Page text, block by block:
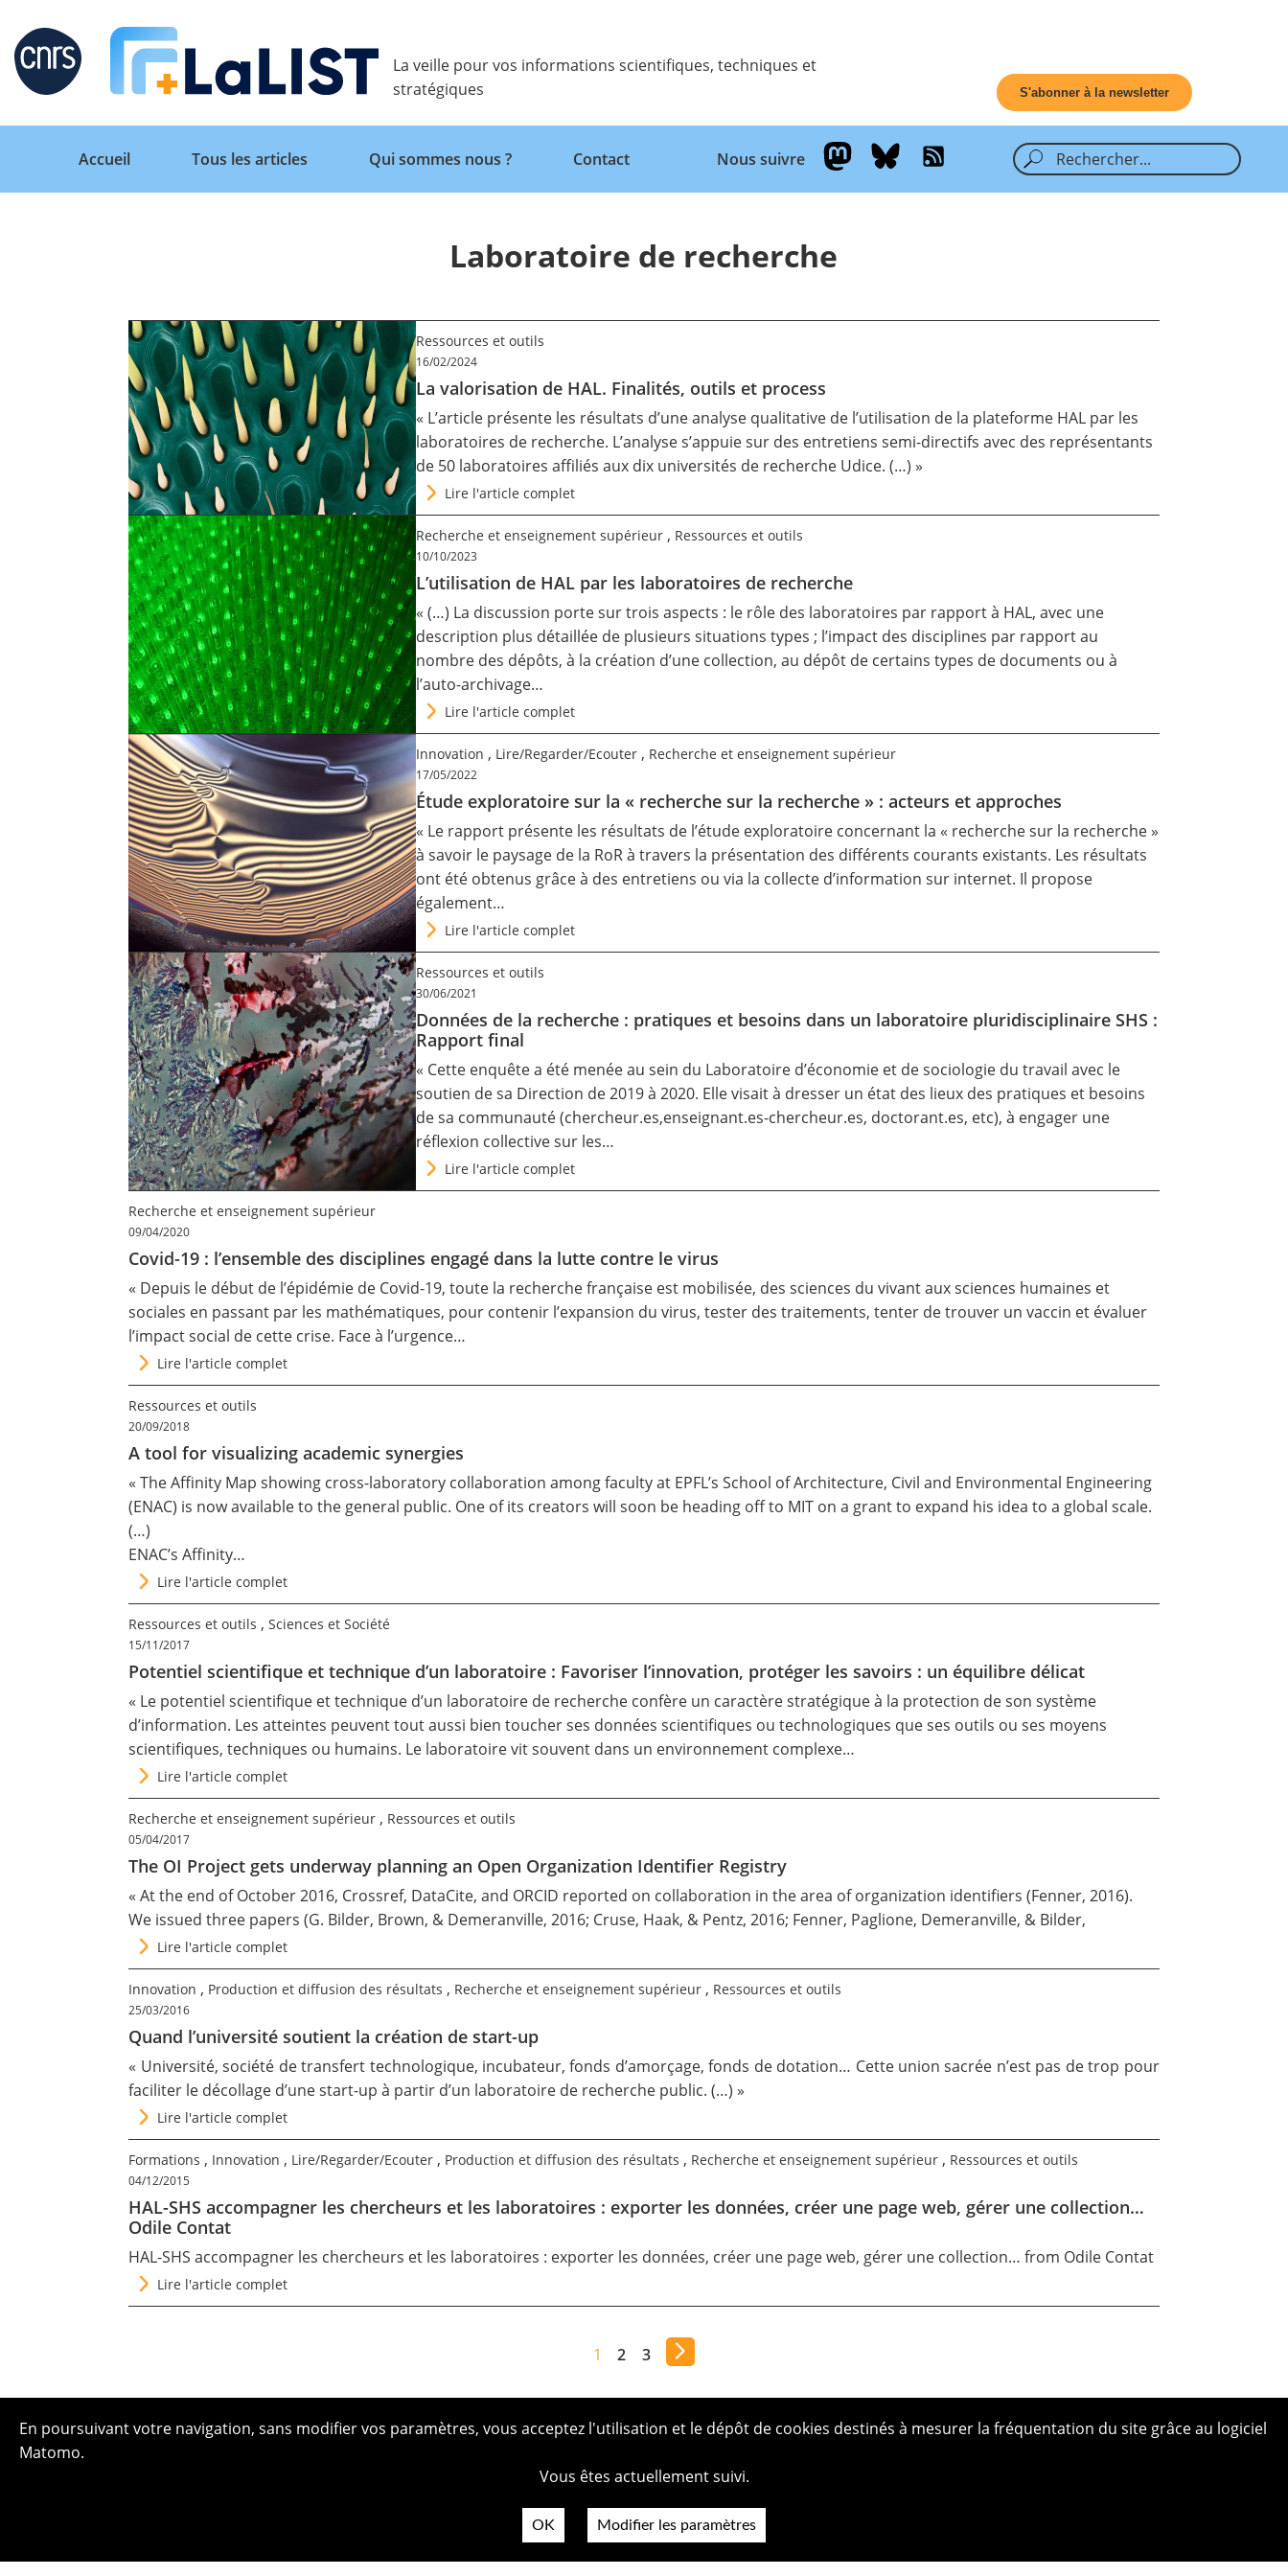
Retour
Tous les articles
Qui sommes nous ?
La veille pour vos informations scientifiques, techniques et
stratégiques
S'abonner à la newsletter
Accueil Tous les articles Qui sommes nous ? Contact Nous suivre
Laboratoire de recherche
Ressources et outils
16/02/2024
La valorisation de HAL. Finalités, outils et process
« L’article présente les résultats d’une analyse qualitative de l’utilisation de la plateforme HAL par les
laboratoires de recherche. L’analyse s’appuie sur des entretiens semi-directifs avec des représentants
de 50 laboratoires affiliés aux dix universités de recherche Udice. (…) »
Lire l'article complet
Recherche et enseignement supérieur , Ressources et outils
10/10/2023
L’utilisation de HAL par les laboratoires de recherche
« (…) La discussion porte sur trois aspects : le rôle des laboratoires par rapport à HAL, avec une
description plus détaillée de plusieurs situations types ; l’impact des disciplines par rapport au
nombre des dépôts, à la création d’une collection, au dépôt de certains types de documents ou à
l’auto-archivage…
Lire l'article complet
Innovation , Lire/Regarder/Ecouter , Recherche et enseignement supérieur
17/05/2022
Étude exploratoire sur la « recherche sur la recherche » : acteurs et approches
« Le rapport présente les résultats de l’étude exploratoire concernant la « recherche sur la recherche »
à savoir le paysage de la RoR à travers la présentation des différents courants existants. Les résultats
ont été obtenus grâce à des entretiens ou via la collecte d’information sur internet. Il propose
également…
Lire l'article complet
Ressources et outils
30/06/2021
Données de la recherche : pratiques et besoins dans un laboratoire pluridisciplinaire SHS :
Rapport final
« Cette enquête a été menée au sein du Laboratoire d’économie et de sociologie du travail avec le
soutien de sa Direction de 2019 à 2020. Elle visait à dresser un état des lieux des pratiques et besoins
de sa communauté (chercheur.es,enseignant.es-chercheur.es, doctorant.es, etc), à engager une
réflexion collective sur les…
Lire l'article complet
Recherche et enseignement supérieur
09/04/2020
Covid-19 : l’ensemble des disciplines engagé dans la lutte contre le virus
« Depuis le début de l’épidémie de Covid-19, toute la recherche française est mobilisée, des sciences du vivant aux sciences humaines et
sociales en passant par les mathématiques, pour contenir l’expansion du virus, tester des traitements, tenter de trouver un vaccin et évaluer
l’impact social de cette crise. Face à l’urgence…
Lire l'article complet
Ressources et outils
20/09/2018
A tool for visualizing academic synergies
« The Affinity Map showing cross-laboratory collaboration among faculty at EPFL’s School of Architecture, Civil and Environmental Engineering
(ENAC) is now available to the general public. One of its creators will soon be heading off to MIT on a grant to expand his idea to a global scale.
(…)
ENAC’s Affinity…
Lire l'article complet
Ressources et outils ,Sciences et Société
15/11/2017
Potentiel scientifique et technique d’un laboratoire : Favoriser l’innovation, protéger les savoirs : un équilibre délicat
« Le potentiel scientifique et technique d’un laboratoire de recherche confère un caractère stratégique à la protection de son système
d’information. Les atteintes peuvent tout aussi bien toucher ses données scientifiques ou technologiques que ses outils ou ses moyens
scientifiques, techniques ou humains. Le laboratoire vit souvent dans un environnement complexe…
Lire l'article complet
Recherche et enseignement supérieur , Ressources et outils
05/04/2017
The OI Project gets underway planning an Open Organization Identifier Registry
« At the end of October 2016, Crossref, DataCite, and ORCID reported on collaboration in the area of organization identifiers(Fenner,2016).
We issued three papers(G. Bilder, Brown, & Demeranville,2016; Cruse, Haak, & Pentz,2016; Fenner, Paglione, Demeranville, & Bilder,
Lire l'article complet
Innovation , Production et diffusion des résultats , Recherche et enseignement supérieur , Ressources et outils
25/03/2016
Quand l’université soutient la création de start-up
« Université, société de transfert technologique, incubateur, fonds d’amorçage, fonds de dotation… Cette union sacrée n’est pas de trop pour
faciliter le décollage d’une start-up à partir d’un laboratoire de recherche public. (…) »
Lire l'article complet
Formations , Innovation , Lire/Regarder/Ecouter , Production et diffusion des résultats , Recherche et enseignement supérieur , Ressources et outils
04/12/2015
HAL-SHS accompagner les chercheurs et les laboratoires : exporter les données, créer une page web, gérer une collection…
Odile Contat
HAL-SHS accompagner les chercheurs et les laboratoires : exporter les données, créer une page web, gérer une collection… from Odile Contat
Lire l'article complet
1 2 3
En poursuivant votre navigation, sans modifier vos paramètres, vous acceptez l'utilisation et le dépôt de cookies destinés à mesurer la fréquentation du site grâce au logiciel
Matomo.
Vous êtes actuellement suivi.
OK Modifier les paramètres